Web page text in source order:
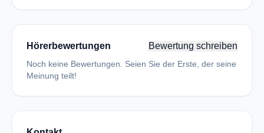
Hörerbewertungen Bewertung schreiben
Noch keine Bewertungen. Seien Sie der Erste, der seine
Meinung teilt!